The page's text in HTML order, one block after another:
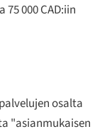
000 CAD:iin
osalta
"asianmukaisen